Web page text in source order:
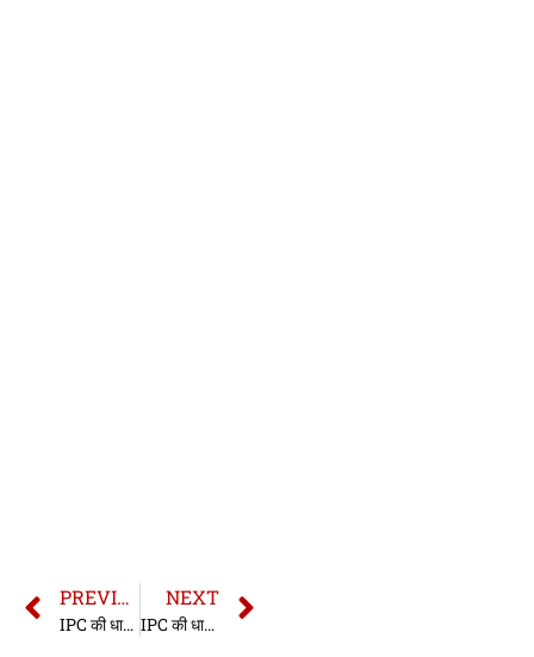
PREVIOUS
IPC की धारा 311 | धारा 311 भारतीय दण्ड संहिता | IPC Section 311 In Hindi
NEXT
IPC की धारा 313 | धारा 313 भारतीय दण्ड संहिता | IPC Section 313 In Hindi